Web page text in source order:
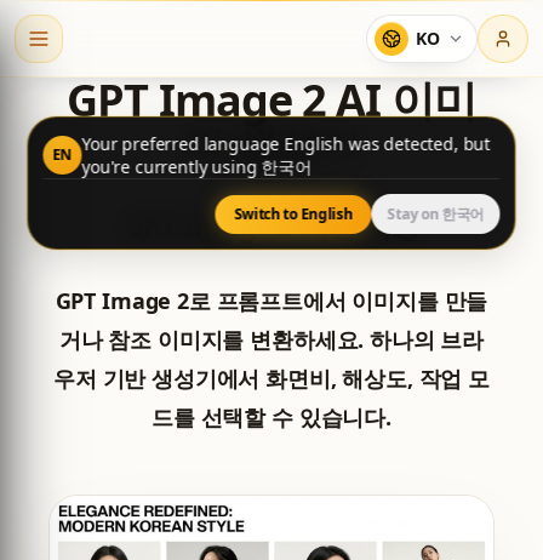
KO
EN Your preferred language English was detected, but
you're currently using 한국어
Switch to English Stay on 한국어
GPT Image 2 AI 이미
지 생성기
GPT Image 2 사용 가능
GPT Image 2로 프롬프트에서 이미지를 만들
거나 참조 이미지를 변환하세요. 하나의 브라
우저 기반 생성기에서 화면비, 해상도, 작업 모
드를 선택할 수 있습니다.